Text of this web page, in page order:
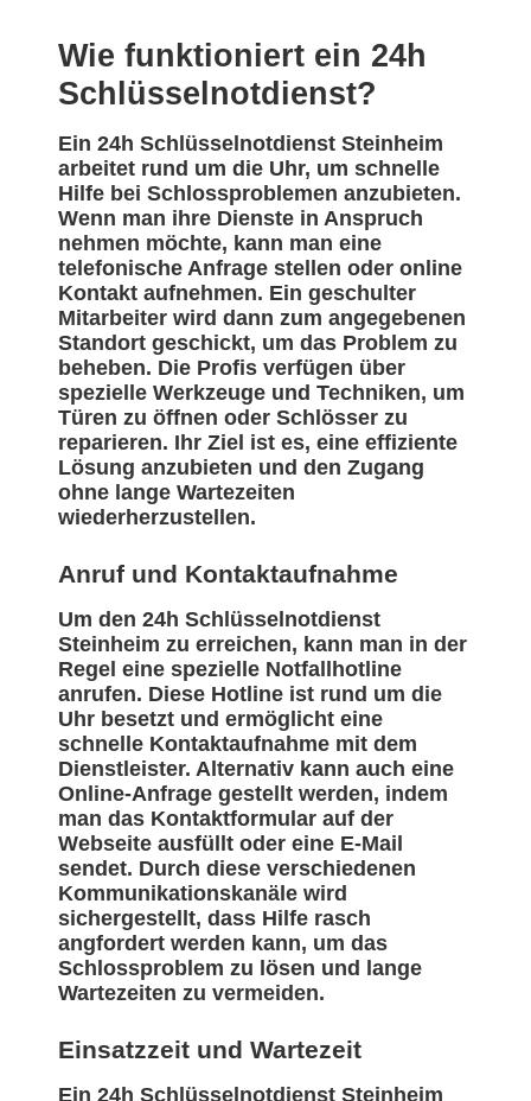
Wie funktioniert ein 24h
Schlüsselnotdienst?
Ein 24h Schlüsselnotdienst Steinheim
arbeitet rund um die Uhr, um schnelle
Hilfe bei Schlossproblemen anzubieten.
Wenn man ihre Dienste in Anspruch
nehmen möchte, kann man eine
telefonische Anfrage stellen oder online
Kontakt aufnehmen. Ein geschulter
Mitarbeiter wird dann zum angegebenen
Standort geschickt, um das Problem zu
beheben. Die Profis verfügen über
spezielle Werkzeuge und Techniken, um
Türen zu öffnen oder Schlösser zu
reparieren. Ihr Ziel ist es, eine effiziente
Lösung anzubieten und den Zugang
ohne lange Wartezeiten
wiederherzustellen.
Anruf und Kontaktaufnahme
Um den 24h Schlüsselnotdienst
Steinheim zu erreichen, kann man in der
Regel eine spezielle Notfallhotline
anrufen. Diese Hotline ist rund um die
Uhr besetzt und ermöglicht eine
schnelle Kontaktaufnahme mit dem
Dienstleister. Alternativ kann auch eine
Online-Anfrage gestellt werden, indem
man das Kontaktformular auf der
Webseite ausfüllt oder eine E-Mail
sendet. Durch diese verschiedenen
Kommunikationskanäle wird
sichergestellt, dass Hilfe rasch
angfordert werden kann, um das
Schlossproblem zu lösen und lange
Wartezeiten zu vermeiden.
Einsatzzeit und Wartezeit
Ein 24h Schlüsselnotdienst Steinheim